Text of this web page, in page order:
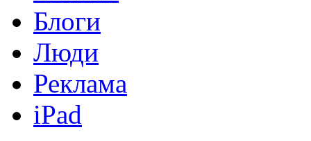
Блоги
Люди
Реклама
iPad